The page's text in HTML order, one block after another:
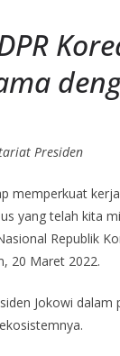
Presiden
memperkuat
yang telah kita
Republik
20 Maret 2022.
Jokowi